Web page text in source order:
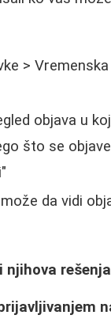
> Vremenska
objava u
što se
da vidi
njihova rešenja